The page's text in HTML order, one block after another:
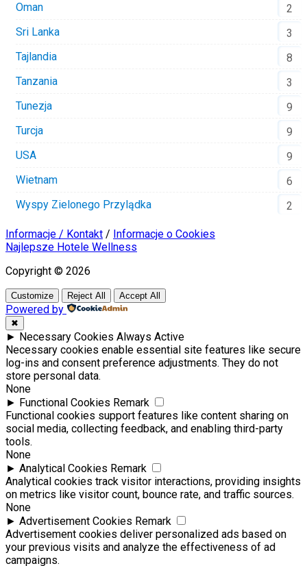
Oman
2
Sri Lanka
3
Tajlandia
8
Tanzania
3
Tunezja
9
Turcja
9
USA
9
Wietnam
6
Wyspy Zielonego Przylądka
2
Informacje / Kontakt / Informacje o Cookies
Najlepsze Hotele Wellness
Copyright © 2026
Customize Reject All Accept All
Powered by
✖
► Necessary Cookies Always Active
Necessary cookies enable essential site features like secure
log-ins and consent preference adjustments. They do not
store personal data.
None
► Functional Cookies Remark
Functional cookies support features like content sharing on
social media, collecting feedback, and enabling third-party
tools.
None
► Analytical Cookies Remark
Analytical cookies track visitor interactions, providing insights
on metrics like visitor count, bounce rate, and traffic sources.
None
► Advertisement Cookies Remark
Advertisement cookies deliver personalized ads based on
your previous visits and analyze the effectiveness of ad
campaigns.